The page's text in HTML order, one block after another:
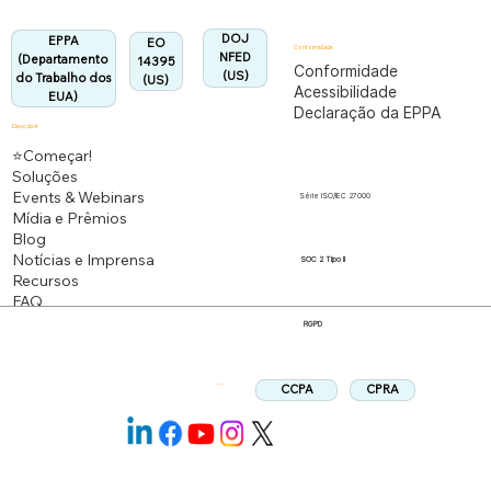
EO
14395
(US)
EPPA
(Departamento
do Trabalho dos
EUA)
DOJ
NFED
(US)
Descobrir
⭐Começar!
Soluções
Events & Webinars
Mídia e Prêmios
Blog
Notícias e Imprensa
Recursos
FAQ
Conformidade
Conformidade
Acessibilidade
Declaração da EPPA
Série ISO/IEC 27000
SOC 2 Tipo II
RGPD
CCPA CPRA